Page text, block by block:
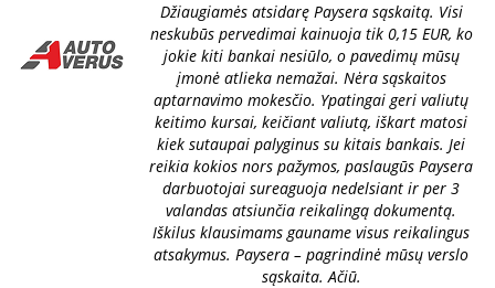
Džiaugiamės atsidarę Paysera sąskaitą. Visi
neskubūs pervedimai kainuoja tik 0,15 EUR, ko
jokie kiti bankai nesiūlo, o pavedimų mūsų
įmonė atlieka nemažai. Nėra sąskaitos
aptarnavimo mokesčio. Ypatingai geri valiutų
keitimo kursai, keičiant valiutą, iškart matosi
kiek sutaupai palyginus su kitais bankais. Jei
reikia kokios nors pažymos, paslaugūs Paysera
darbuotojai sureaguoja nedelsiant ir per 3
valandas atsiunčia reikalingą dokumentą.
Iškilus klausimams gauname visus reikalingus
atsakymus. Paysera – pagrindinė mūsų verslo
sąskaita. Ačiū.